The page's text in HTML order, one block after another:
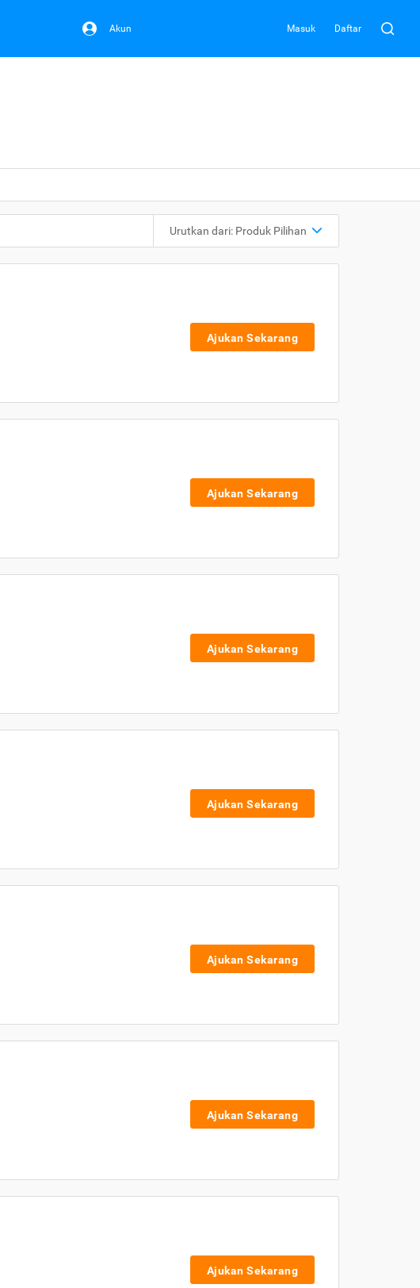
Akun Masuk Daftar
Urutkan dari: Produk Pilihan
Ajukan Sekarang
Ajukan Sekarang
Ajukan Sekarang
Ajukan Sekarang
Ajukan Sekarang
Ajukan Sekarang
Ajukan Sekarang